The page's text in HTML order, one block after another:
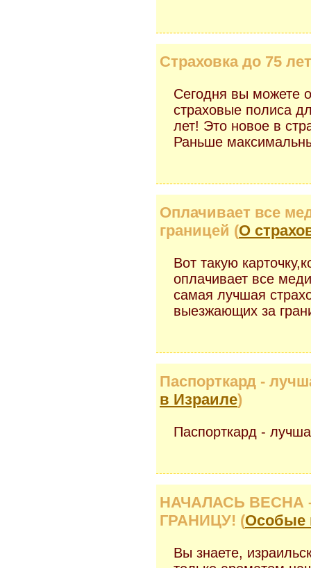
Страховка до 75
Сегодня вы можете
страховые полиса
лет! Это новое в
Раньше
Оплачивает все
границей (О
Вот такую
оплачивает все
самая лучшая
выезжающих за
Паспорткард -
в Израиле)
Паспорткард -
НАЧАЛАСЬ ВЕСНА
ГРАНИЦУ! (Особые
Вы знаете,